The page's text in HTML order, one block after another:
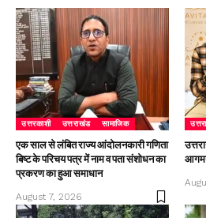
उत्तरकाशी उत्तराखंड सामाजिक
एक साल से लंबित राज्य आंदोलनकारी गणिता
बिष्ट के परिचय पत्र में नाम व पता संशोधन का
प्रकरण का हुआ समाधान
August 7, 2026